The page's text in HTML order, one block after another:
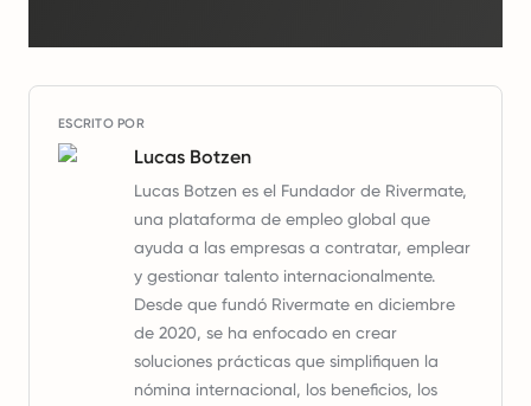
ESCRITO POR
Lucas Botzen
Lucas Botzen es el Fundador de Rivermate,
una plataforma de empleo global que
ayuda a las empresas a contratar, emplear
y gestionar talento internacionalmente.
Desde que fundó Rivermate en diciembre
de 2020, se ha enfocado en crear
soluciones prácticas que simplifiquen la
nómina internacional, los beneficios, los